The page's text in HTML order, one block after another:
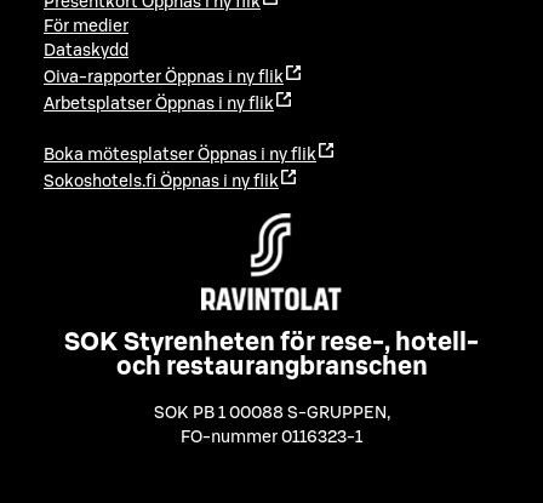
För medier
Dataskydd
Oiva-rapporter Öppnas i ny flik
Arbetsplatser Öppnas i ny flik
Boka mötesplatser Öppnas i ny flik
Sokoshotels.fi Öppnas i ny flik
SOK Styrenheten för rese-, hotell-
och restaurangbranschen
SOK PB 1 00088 S-GRUPPEN ,
FO-nummer 0116323-1